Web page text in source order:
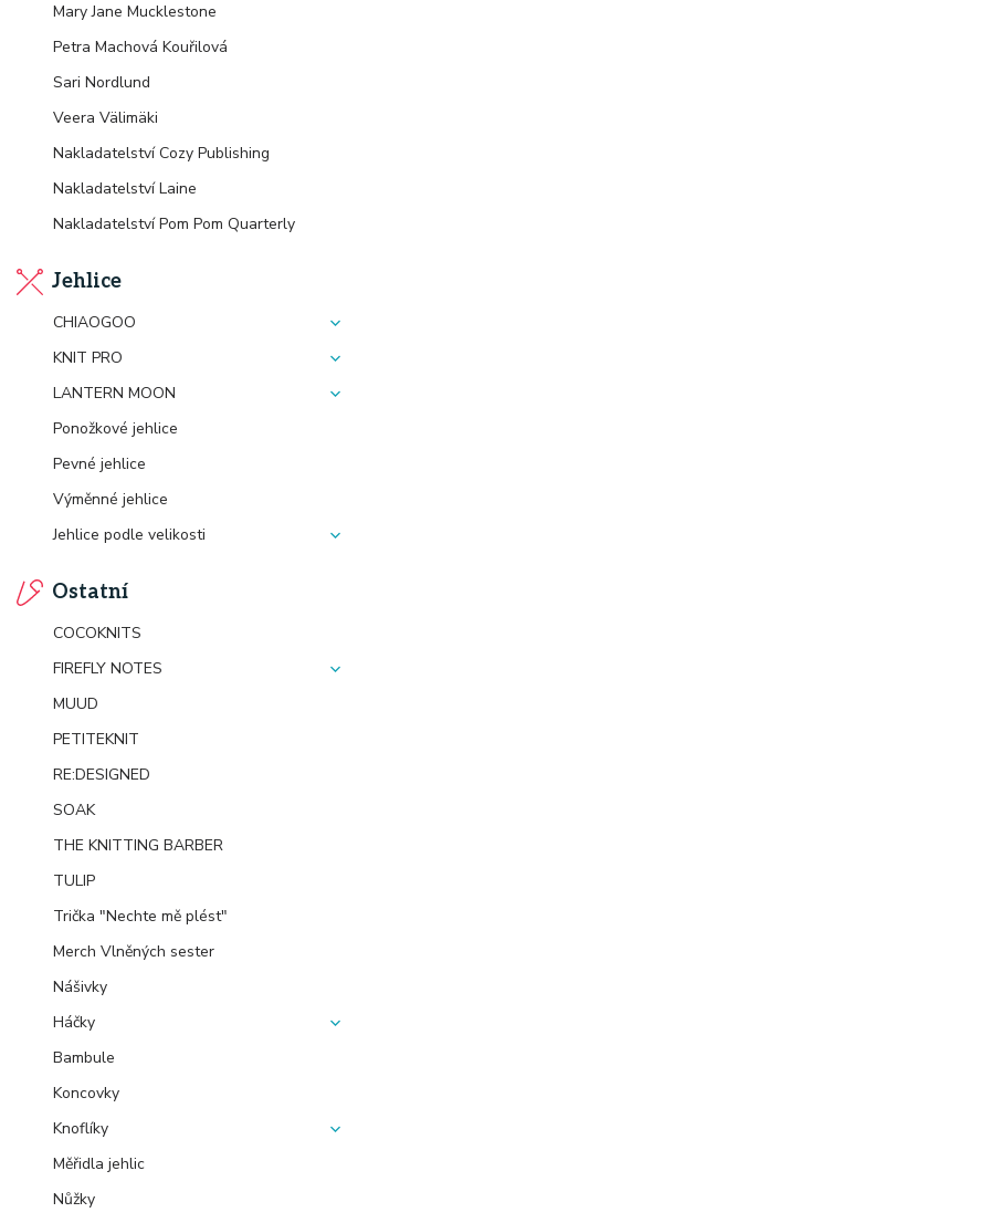
Mary Jane Mucklestone
Petra Machová Kouřilová
Sari Nordlund
Veera Välimäki
Nakladatelství Cozy Publishing
Nakladatelství Laine
Nakladatelství Pom Pom Quarterly
Jehlice
CHIAOGOO
KNIT PRO
LANTERN MOON
Ponožkové jehlice
Pevné jehlice
Výměnné jehlice
Jehlice podle velikosti
Ostatní
COCOKNITS
FIREFLY NOTES
MUUD
PETITEKNIT
RE:DESIGNED
SOAK
THE KNITTING BARBER
TULIP
Trička "Nechte mě plést"
Merch Vlněných sester
Nášivky
Háčky
Bambule
Koncovky
Knoflíky
Měřidla jehlic
Nůžky